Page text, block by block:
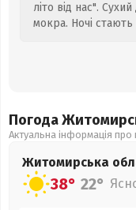
літо від нас".
мокра. Ночі
Погода
Актуальна інформація
Житомирська
38° 22°